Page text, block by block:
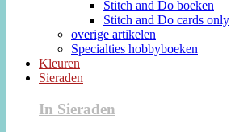
Stitch and Do boeken
Stitch and Do cards only
overige artikelen
Specialties hobbyboeken
Kleuren
Sieraden
In Sieraden